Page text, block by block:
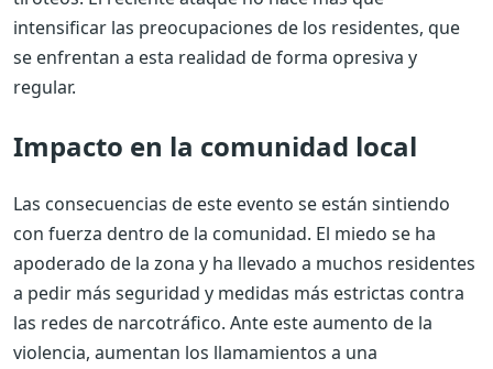
intensificar las preocupaciones de los residentes, que
se enfrentan a esta realidad de forma opresiva y
regular.
Impacto en la comunidad local
Las consecuencias de este evento se están sintiendo
con fuerza dentro de la comunidad. El miedo se ha
apoderado de la zona y ha llevado a muchos residentes
a pedir más seguridad y medidas más estrictas contra
las redes de narcotráfico. Ante este aumento de la
violencia, aumentan los llamamientos a una